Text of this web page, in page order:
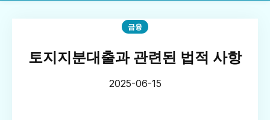
금융
토지지분대출과 관련된 법적 사항
2025-06-15